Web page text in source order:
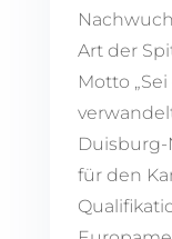
Art der
Motto
Duisburg-
für den